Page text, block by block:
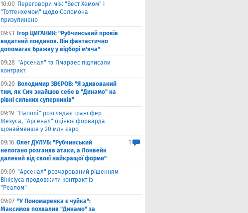
10:00 Переговори між "Вест Хемом" і
"Тоттенхемом" щодо Соломона
призупинено
09:43
Ігор ЦИГАНИК: "Рубчинський провів
видатний поєдинок. Він фантастично
допомагає Бражку у відборі м'яча"
09:28 "Арсенал" та Гімараес підписали
контракт
09:20 Володимир ЗВЄРОВ: "Я здивований
тим, як Сич знайшов себе в "Динамо" на
рівні сильних суперників"
09:19 "Наполі" розглядає трансфер
Жезуса, "Арсенал" оцінює форварда
щонайменше у 20 млн євро
09:16 Олег ДУЛУБ: "Рубчинський
непогано розганяв атаки, а Лонвейк
далекий від своєї найкращої форми"
1
09:09 "Арсенал" розчарований рішенням
Вінісіуса продовжити контракт із
"Реалом"
09:07 "У Пономаренка є чуйка":
Максимов похвалив "Динамо" за